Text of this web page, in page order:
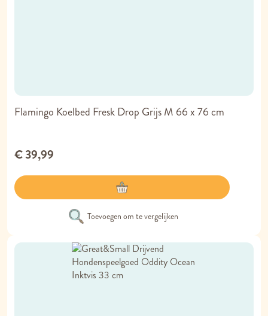
Flamingo Koelbed Fresk Drop Grijs M 66 x 76 cm
€ 39,99
Toevoegen om te vergelijken